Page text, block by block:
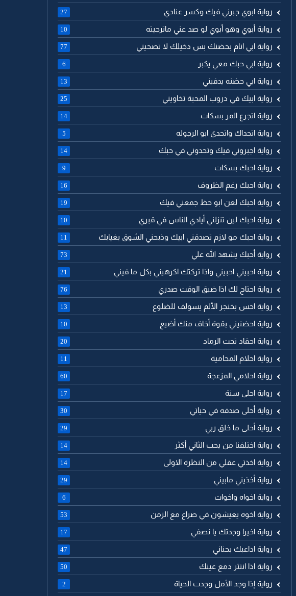
رواية ابوي جبرني فيك وكسر عنادي 27
رواية أبوي وهو أبوي لو صد عني ماترجيته 10
رواية ابي انام بحضنك بس دخيلك لا تصحيني 77
رواية ابي حبك معي يكبر 6
رواية ابي حضنه يدفيني 13
رواية ابيك في دروب المحبة تخاويني 25
رواية اتجرع المر بسكات 14
رواية اتحداك واتحدى ابو الرجوله 5
رواية اجبروني فيك وتحدوني في حبك 14
رواية احبك بسكات 9
رواية احبك رغم الظروف 16
رواية احبك لعن ابو حظ جمعني فيك 19
رواية احبك لين تنزلني أيادي الناس في قبري 10
رواية احبك مو لازم تصدقني ابيك وذبحني الشوق بغيابك 11
رواية أحبك يشهد الله علي 73
رواية احبيني احبيني واذا تركتك اكرهيني بكل ما فيني 21
رواية احتاج لك اذا ضيق الوقت صدري 76
رواية احس بخنجر الألم يسولف للضلوع 13
رواية احضنيني بقوة أخاف منك أضيع 10
رواية احقاد تحت الرماد 20
رواية احلام المحامية 11
رواية احلامي المزعجة 60
رواية احلى سنة 17
رواية أحلى صدفه في حياتي 30
رواية أحلى ما خلق ربي 29
رواية اختلفنا من يحب الثاني أكثر 14
رواية اخذتي عقلي من النظرة الاولى 14
رواية أخذيني مابيني 29
رواية اخواه واخوات 6
رواية اخوه يعيشون في صراع مع الزمن 53
رواية اخيرا وجدتك يا نصفي 17
رواية اداعبك بحناني 47
رواية اذا انتثر دمع عينك 50
رواية إذا وجد الأمل وجدت الحياة 2